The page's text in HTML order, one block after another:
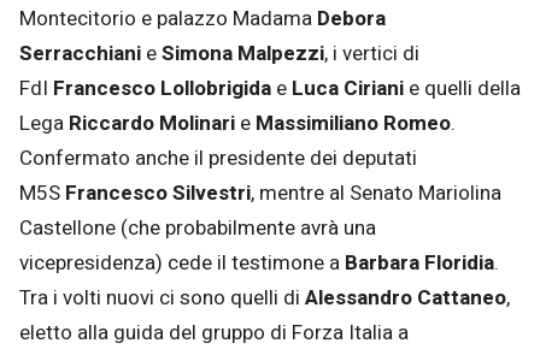
Montecitorio e palazzo Madama Debora
Serracchiani eSimona Malpezzi, i vertici di
FdI Francesco Lollobrigida e Luca Ciriani e quelli della
Lega Riccardo Molinari e Massimiliano Romeo.
Confermato anche il presidente dei deputati
M5S Francesco Silvestri, mentre al Senato Mariolina
Castellone (che probabilmente avrà una
vicepresidenza) cede il testimone a Barbara Floridia.
Tra i volti nuovi ci sono quelli di Alessandro Cattaneo,
eletto alla guida del gruppo di Forza Italia a